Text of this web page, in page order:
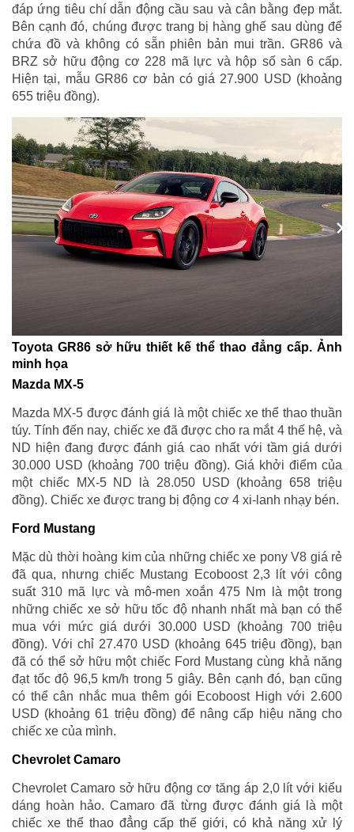
đáp ứng tiêu chí dẫn động cầu sau và cân bằng đẹp mắt.
Bên cạnh đó, chúng được trang bị hàng ghế sau dùng để
chứa đồ và không có sẵn phiên bản mui trần. GR86 và
BRZ sở hữu động cơ 228 mã lực và hộp số sàn 6 cấp.
Hiện tại, mẫu GR86 cơ bản có giá 27.900 USD (khoảng
655 triệu đồng).
Toyota GR86 sở hữu thiết kế thể thao đẳng cấp. Ảnh
minh họa
Mazda MX-5
Mazda MX-5 được đánh giá là một chiếc xe thể thao thuần
túy. Tính đến nay, chiếc xe đã được cho ra mắt 4 thế hệ, và
ND hiện đang được đánh giá cao nhất với tầm giá dưới
30.000 USD (khoảng 700 triệu đồng). Giá khởi điểm của
một chiếc MX-5 ND là 28.050 USD (khoảng 658 triệu
đồng). Chiếc xe được trang bị động cơ 4 xi-lanh nhạy bén.
Ford Mustang
Mặc dù thời hoàng kim của những chiếc xe pony V8 giá rẻ
đã qua, nhưng chiếc Mustang Ecoboost 2,3 lít với công
suất 310 mã lực và mô-men xoắn 475 Nm là một trong
những chiếc xe sở hữu tốc độ nhanh nhất mà bạn có thể
mua với mức giá dưới 30.000 USD (khoảng 700 triệu
đồng). Với chỉ 27.470 USD (khoảng 645 triệu đồng), bạn
đã có thể sở hữu một chiếc Ford Mustang cùng khả năng
đạt tốc độ 96,5 km/h trong 5 giây. Bên cạnh đó, bạn cũng
có thể cân nhắc mua thêm gói Ecoboost High với 2.600
USD (khoảng 61 triệu đồng) để nâng cấp hiệu năng cho
chiếc xe của mình.
Chevrolet Camaro
Chevrolet Camaro sở hữu động cơ tăng áp 2,0 lít với kiểu
dáng hoàn hảo. Camaro đã từng được đánh giá là một
chiếc xe thể thao đẳng cấp thế giới, có khả năng xử lý